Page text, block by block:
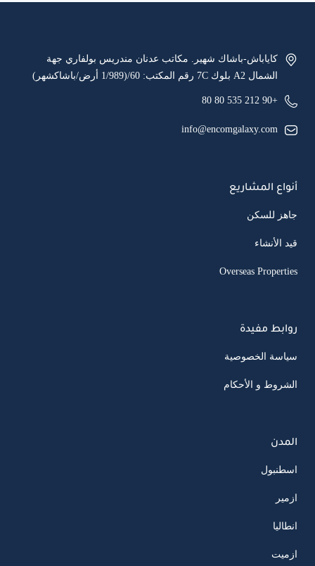
كاياباش-باشاك شهير. مكاتب عدنان مندريس بولفاري جهة
الشمال A2 بلوك 7C رقم المكتب: 60/(1/989 أرض/باشاكشهر)
+90 212 535 80 80
info@encomgalaxy.com
أنواع المشاريع
جاهز للسكن
قيد الأنشاء
Overseas Properties
روابط مفيدة
سياسة الخصوصية
الشروط و الأحكام
المدن
اسطنبول
ازمير
انطاليا
ازميت